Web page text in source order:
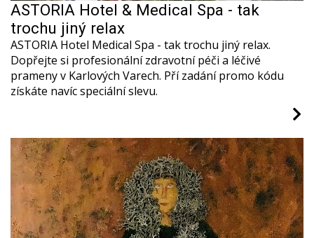
ASTORIA Hotel & Medical Spa - tak
trochu jiný relax
ASTORIA Hotel Medical Spa - tak trochu jiný relax.
Dopřejte si profesionální zdravotní péči a léčivé
prameny v Karlových Varech. Pří zadání promo kódu
získáte navíc speciální slevu.